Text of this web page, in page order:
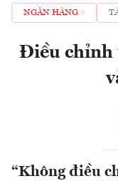
NGÂN HÀNG
Điều chỉnh
“Không điều